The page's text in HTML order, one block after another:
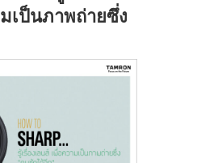
เป็นภาพถ่ายซึ่ง